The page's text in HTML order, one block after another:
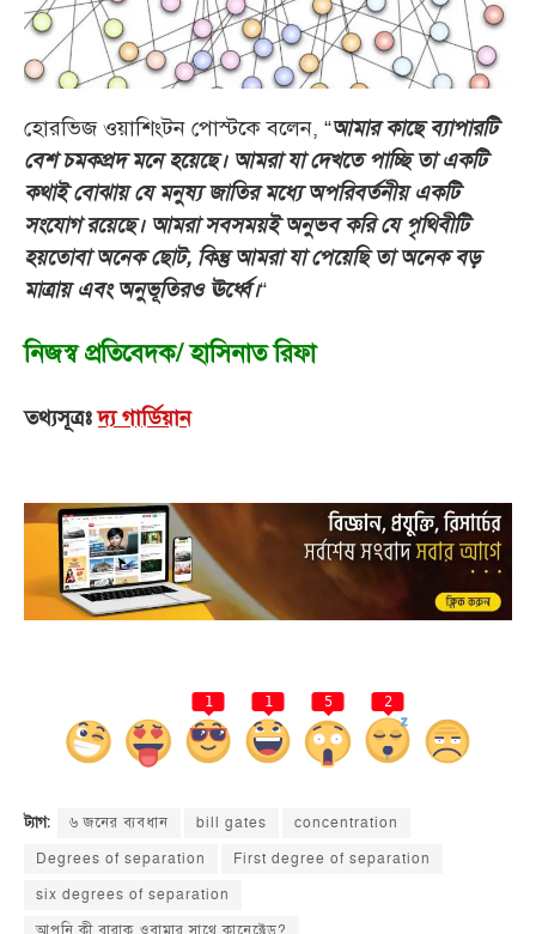
হোরভিজ ওয়াশিংটন পোস্টকে বলেন, “আমার কাছে ব্যাপারটি
বেশ চমকপ্রদ মনে হয়েছে। আমরা যা দেখতে পাচ্ছি তা একটি
কথাই বোঝায় যে মনুষ্য জাতির মধ্যে অপরিবর্তনীয় একটি
সংযোগ রয়েছে। আমরা সবসময়‌ই অনুভব করি যে পৃথিবীটি
হয়তোবা অনেক ছোট, কিন্তু আমরা যা পেয়েছি তা অনেক বড়
মাত্রায় এবং অনুভূতির‌ও ঊর্ধ্বে।“
নিজস্ব প্রতিবেদক/ হাসিনাত রিফা
তথ্যসূত্রঃদ্য গার্ডিয়ান
1 1 5 2
ট্যাগ: ৬ জনের ব্যবধান bill gates
concentration
Degrees of separation
First degree of separation
six degrees of separation